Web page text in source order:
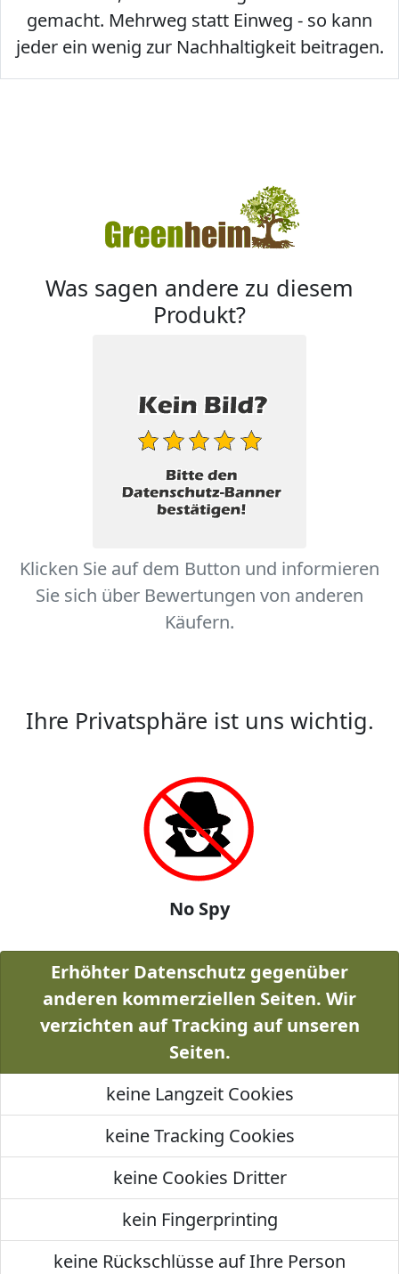
gemacht. Mehrweg statt Einweg - so kann
jeder ein wenig zur Nachhaltigkeit beitragen.
Was sagen andere zu diesem
Produkt?
Klicken Sie auf dem Button und informieren
Sie sich über Bewertungen von anderen
Käufern.
Ihre Privatsphäre ist uns wichtig.
No Spy
Erhöhter Datenschutz gegenüber
anderen kommerziellen Seiten. Wir
verzichten auf Tracking auf unseren
Seiten.
keine Langzeit Cookies
keine Tracking Cookies
keine Cookies Dritter
kein Fingerprinting
keine Rückschlüsse auf Ihre Person